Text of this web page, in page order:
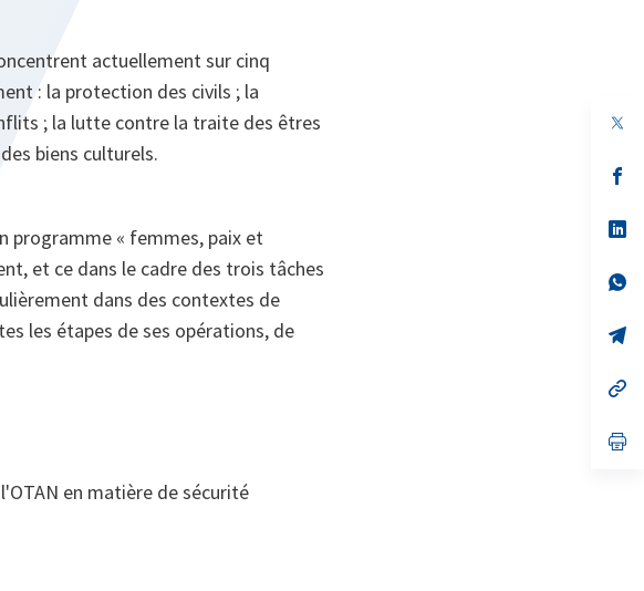
actuellement sur cinq
: la protection des civils ; la
; la lutte contre la traite des êtres
biens culturels.
programme « femmes, paix et
et ce dans le cadre des trois tâches
dans des contextes de
les étapes de ses opérations, de
en matière de sécurité